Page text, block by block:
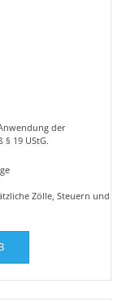
der
19 UStG.
Zölle, Steuern und